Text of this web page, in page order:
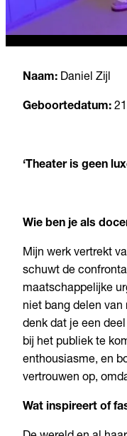
Naam: Daniel Zijl
Geboortedatum:
‘Theater is geen
Wie ben je als
Mijn werk vertrekt
schuwt de
maatschappelijke
niet bang delen
denk dat je een
bij het publiek te
enthousiasme, en
vertrouwen op,
Wat inspireert of